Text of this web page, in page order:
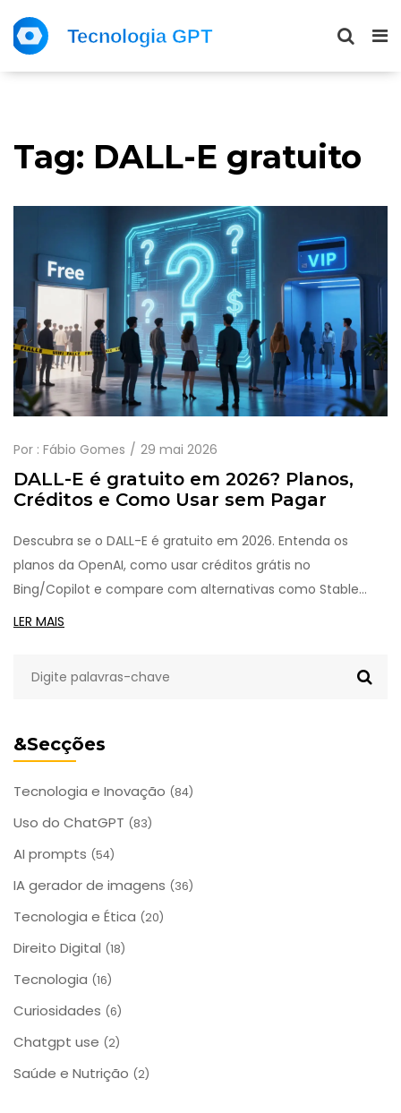
&Secções
Tecnologia e Inovação (84)
Uso do ChatGPT (83)
AI prompts (54)
IA gerador de imagens (36)
Tecnologia e Ética (20)
Direito Digital (18)
Tecnologia (16)
Curiosidades (6)
Chatgpt use (2)
Saúde e Nutrição (2)
Tag: DALL-E gratuito
Por : Fábio Gomes 29 mai 2026
DALL-E é gratuito em 2026? Planos,
Créditos e Como Usar sem Pagar
Descubra se o DALL-E é gratuito em 2026. Entenda os
planos da OpenAI, como usar créditos grátis no
Bing/Copilot e compare com alternativas como Stable
Diffusion.
LER MAIS